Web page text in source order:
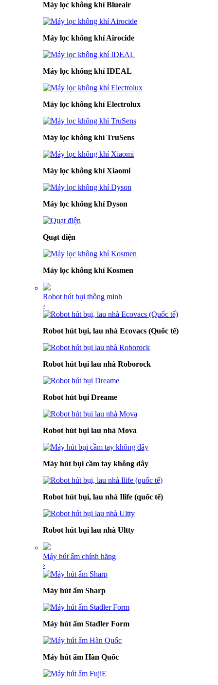
Máy lọc không khí Blueair
Máy lọc không khí Airocide
Máy lọc không khí IDEAL
Máy lọc không khí Electrolux
Máy lọc không khí TruSens
Máy lọc không khí Xiaomi
Máy lọc không khí Dyson
Quạt điện
Máy lọc không khí Kosmen
Robot hút bụi thông minh
›
Robot hút bụi, lau nhà Ecovacs (Quốc tế)
Robot hút bụi lau nhà Roborock
Robot hút bụi Dreame
Robot hút bụi lau nhà Mova
Máy hút bụi cầm tay không dây
Robot hút bụi, lau nhà Ilife (quốc tế)
Robot hút bụi lau nhà Ultty
Máy hút ẩm chính hãng
›
Máy hút ẩm Sharp
Máy hút ẩm Stadler Form
Máy hút ẩm Hàn Quốc